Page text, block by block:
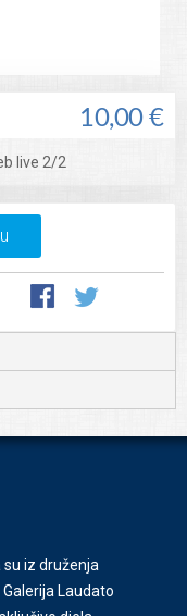
10,00 €
live 2/2
iz druženja
Laudato